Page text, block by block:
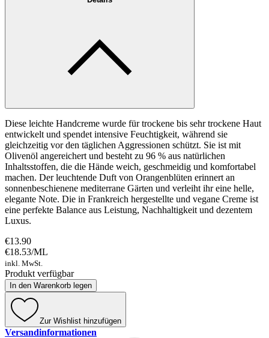
Diese leichte Handcreme wurde für trockene bis sehr trockene Haut
entwickelt und spendet intensive Feuchtigkeit, während sie
gleichzeitig vor den täglichen Aggressionen schützt. Sie ist mit
Olivenöl angereichert und besteht zu 96 % aus natürlichen
Inhaltsstoffen, die die Hände weich, geschmeidig und komfortabel
machen. Der leuchtende Duft von Orangenblüten erinnert an
sonnenbeschienene mediterrane Gärten und verleiht ihr eine helle,
elegante Note. Die in Frankreich hergestellte und vegane Creme ist
eine perfekte Balance aus Leistung, Nachhaltigkeit und dezentem
Luxus.
€13.90
€18.53/ML
inkl. MwSt.
Produkt verfügbar
In den Warenkorb legen
Zur Wishlist hinzufügen
Versandinformationen